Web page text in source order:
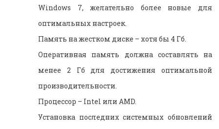
Windows 7, желательно более новые для
оптимальных настроек.
Память на жестком диске – хотя бы 4 Гб.
Оперативная память должна составлять на
менее 2 Гб для достижения оптимальной
производительности.
Процессор – Intel или AMD.
Установка последних системных обновлений